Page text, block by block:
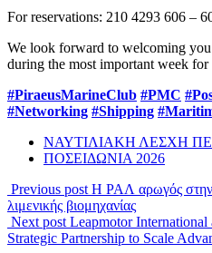
For reservations: 210 4293 606 –
We look forward to welcoming
during the most important week
#PiraeusMarineClub #PMC
#Networking #Shipping
ΝΑΥΤΙΛΙΑΚΗ ΛΕΣΧΗ
ΠΟΣΕΙΔΩΝΙΑ 2026
Previous post Η ΡΑΛ αρωγός στην
λιμενικής βιομηχανίας
Next post Leapmotor
Strategic Partnership to Scale